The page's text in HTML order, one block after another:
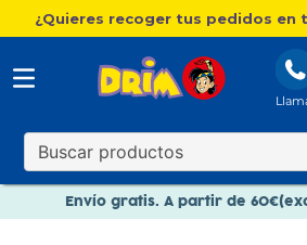
¿Quieres recoger tus pedidos en
Envío gratis. A partir de